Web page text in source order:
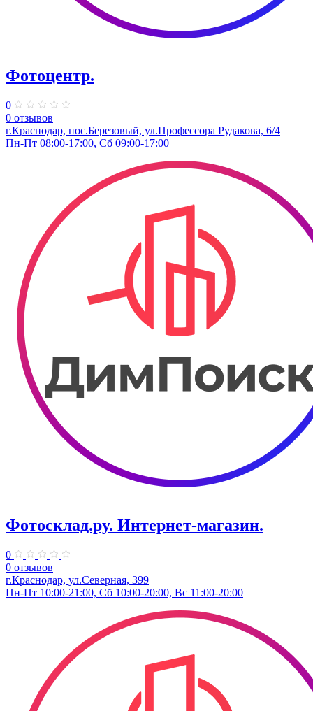
Фотоцентр.
0
0 отзывов
г.Краснодар, пос.Березовый, ул.Профессора Рудакова, 6/4
Пн-Пт 08:00-17:00, Сб 09:00-17:00
Фотосклад.ру. Интернет-магазин.
0
0 отзывов
г.Краснодар, ул.Северная, 399
Пн-Пт 10:00-21:00, Сб 10:00-20:00, Вс 11:00-20:00